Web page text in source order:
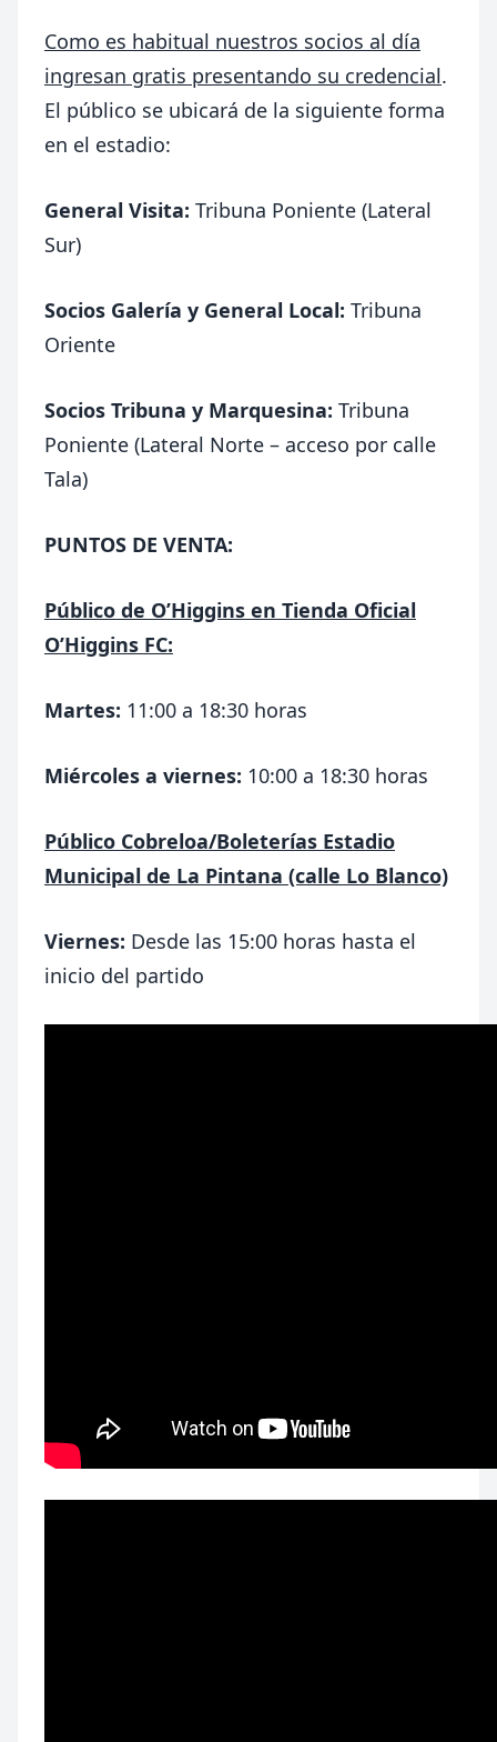
Como es habitual nuestros socios al día
ingresan gratis presentando su credencial.
El público se ubicará de la siguiente forma
en el estadio:
General Visita: Tribuna Poniente (Lateral
Sur)
Socios Galería y General Local: Tribuna
Oriente
Socios Tribuna y Marquesina: Tribuna
Poniente (Lateral Norte – acceso por calle
Tala)
PUNTOS DE VENTA:
Público de O’Higgins en Tienda Oficial
O’Higgins FC:
Martes: 11:00 a 18:30 horas
Miércoles a viernes: 10:00 a 18:30 horas
Público Cobreloa/Boleterías Estadio
Municipal de La Pintana (calle Lo Blanco)
Viernes: Desde las 15:00 horas hasta el
inicio del partido